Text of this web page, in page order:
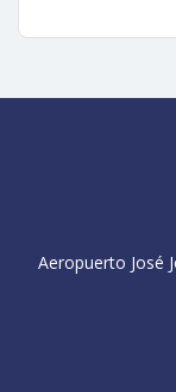
Aeropuerto José